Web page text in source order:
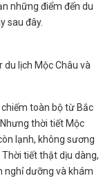
những điểm đến du
sau đây.
lịch Mộc Châu và
toàn bộ từ Bắc
thời tiết Mộc
lạnh, không sương
tiết thật dịu dàng,
nghỉ dưỡng và khám